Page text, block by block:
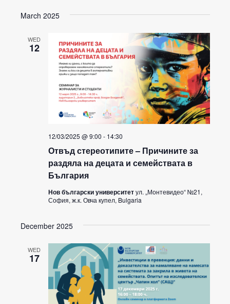
March 2025
WED
12
Отвъд стереотипите – Причините за
раздяла на децата и семействата в
България
12/03/2025 @ 9:00 - 14:30
Нов български университетул. „Монтевидео“ №21,
София, ж.к. Овча купел, Bulgaria
December 2025
WED
17